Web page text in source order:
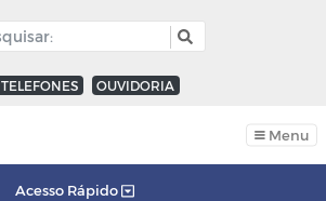
TELEFONES OUVIDORIA
Menu
Acesso Rápido